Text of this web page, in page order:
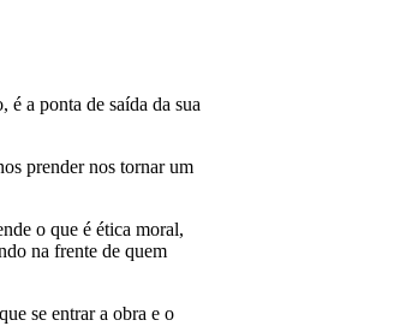
a ponta de saída da sua
prender nos tornar um
o que é ética moral,
na frente de quem
se entrar a obra e o